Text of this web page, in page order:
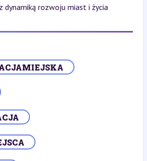
dynamiką rozwoju miast i życia